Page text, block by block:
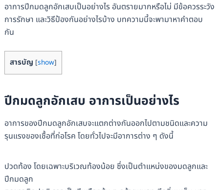
อาการปีกมดลูกอักเสบเป็นอย่างไร อันตรายมากหรือไม่ มีข้อควรระวัง
การรักษา และวิธีป้องกันอย่างไรบ้าง บทความนี้จะพามาหาคำตอบ
กัน
สารบัญ [show]
ปีกมดลูกอักเสบ อาการเป็นอย่างไร
อาการของปีกมดลูกอักเสบจะแตกต่างกันออกไปตามชนิดและความ
รุนแรงของเชื้อที่ก่อโรค โดยทั่วไปจะมีอาการต่าง ๆ ดังนี้
ปวดท้อง โดยเฉพาะบริเวณท้องน้อย ซึ่งเป็นตำแหน่งของมดลูกและ
ปีกมดลูก